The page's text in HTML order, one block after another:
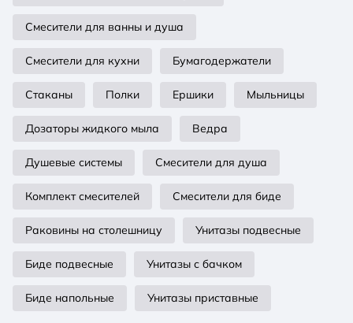
подводки.
Смесители для ванны и душа
Смесители для кухни Бумагодержатели
Стаканы Полки Ершики Мыльницы
Дозаторы жидкого мыла Ведра
Душевые системы Смесители для душа
Комплект смесителей Смесители для биде
Раковины на столешницу Унитазы подвесные
Биде подвесные Унитазы с бачком
Биде напольные Унитазы приставные